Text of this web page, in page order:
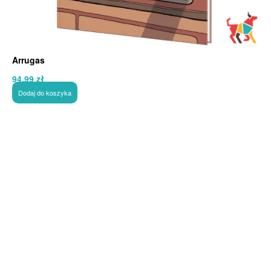
Arrugas
94,99zł
Dodaj do koszyka